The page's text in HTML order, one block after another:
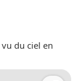
du ciel en